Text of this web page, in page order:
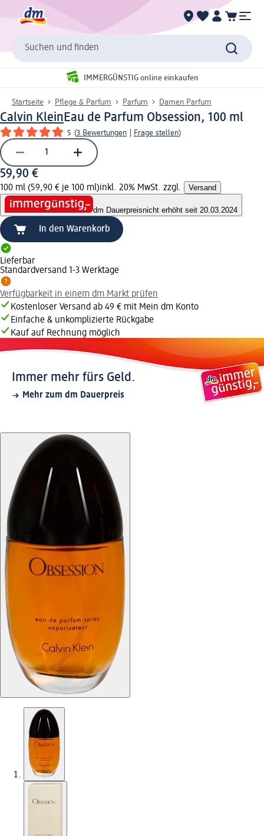
Suchen und finden
IMMERGÜNSTIG online einkaufen
Startseite Pflege & Parfum Parfum Damen Parfum
Calvin KleinEau de Parfum Obsession, 100 ml
5 (3 Bewertungen Frage stellen)
59,90 €
100 ml (59,90 € je 100 ml)inkl. 20% MwSt. zzgl. Versand
dm Dauerpreisnicht erhöht seit 20.03.2024
In den Warenkorb
Lieferbar
Standardversand 1-3 Werktage
Verfügbarkeit in einem dm Markt prüfen
Kostenloser Versand ab 49 € mit Mein dm Konto
Einfache & unkomplizierte Rückgabe
Kauf auf Rechnung möglich
Immer mehr fürs Geld.
Mehr zum dm Dauerpreis